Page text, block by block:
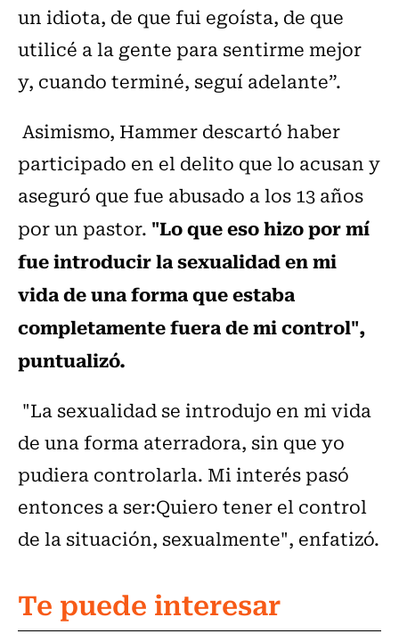
un idiota, de que fui egoísta, de que
utilicé a la gente para sentirme mejor
y, cuando terminé, seguí adelante”.
Asimismo, Hammer descartó haber
participado en el delito que lo acusan y
aseguró que fue abusado a los 13 años
por un pastor. "Lo que eso hizo por mí
fue introducir la sexualidad en mi
vida de una forma que estaba
completamente fuera de mi control",
puntualizó.
"La sexualidad se introdujo en mi vida
de una forma aterradora, sin que yo
pudiera controlarla. Mi interés pasó
entonces a ser:Quiero tener el control
de la situación, sexualmente", enfatizó.
Te puede interesar